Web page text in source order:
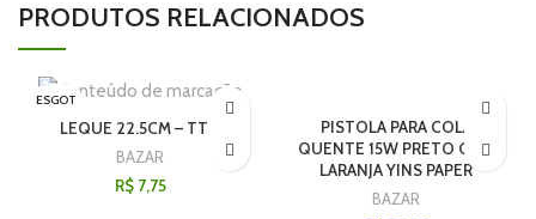
PRODUTOS RELACIONADOS
ESGOT
LEQUE 22.5CM – TTD
BAZAR
R$7,75
PISTOLA PARA COLA
QUENTE 15W PRETO COM
LARANJA YINS PAPER
BAZAR